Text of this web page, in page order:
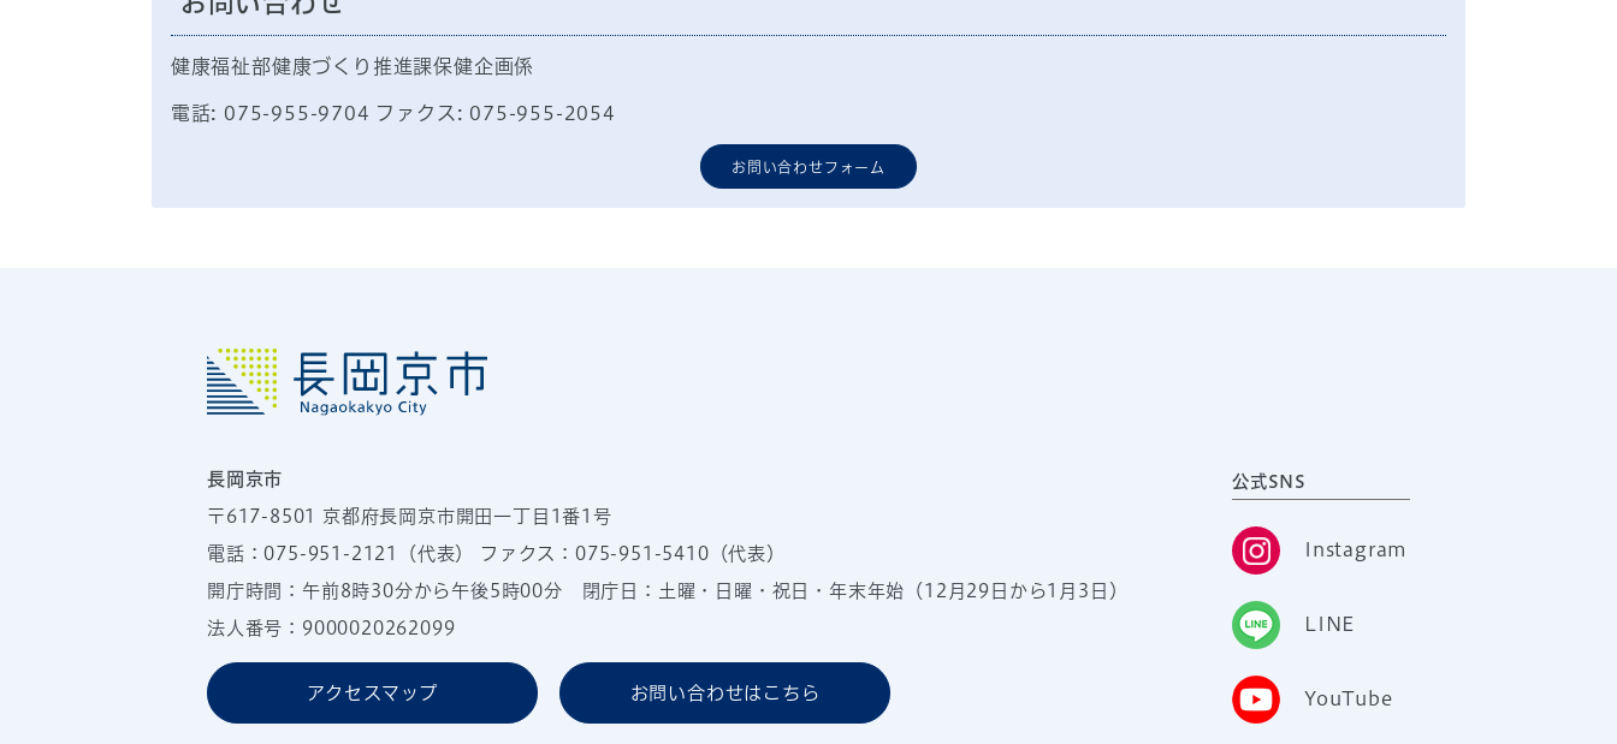
健康福祉部健康づくり推進課保健企画係
電話: 075-955-9704 ファクス: 075-955-2054
お問い合わせフォーム
長岡京市
〒617-8501 京都府長岡京市開田一丁目1番1号
電話：075-951-2121 （代表） ファクス：075-951-5410（代表）
開庁時間：午前8時30分から午後5時00分 閉庁日：土曜・日曜・祝日・年末年始（12月29日から1月3日）
法人番号：9000020262099
アクセスマップ お問い合わせはこちら
公式SNS
Instagram
LINE
YouTube